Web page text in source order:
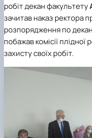
робіт декан факультету
зачитав наказ ректора
розпорядження по
побажав комісії
захисту своїх робіт.